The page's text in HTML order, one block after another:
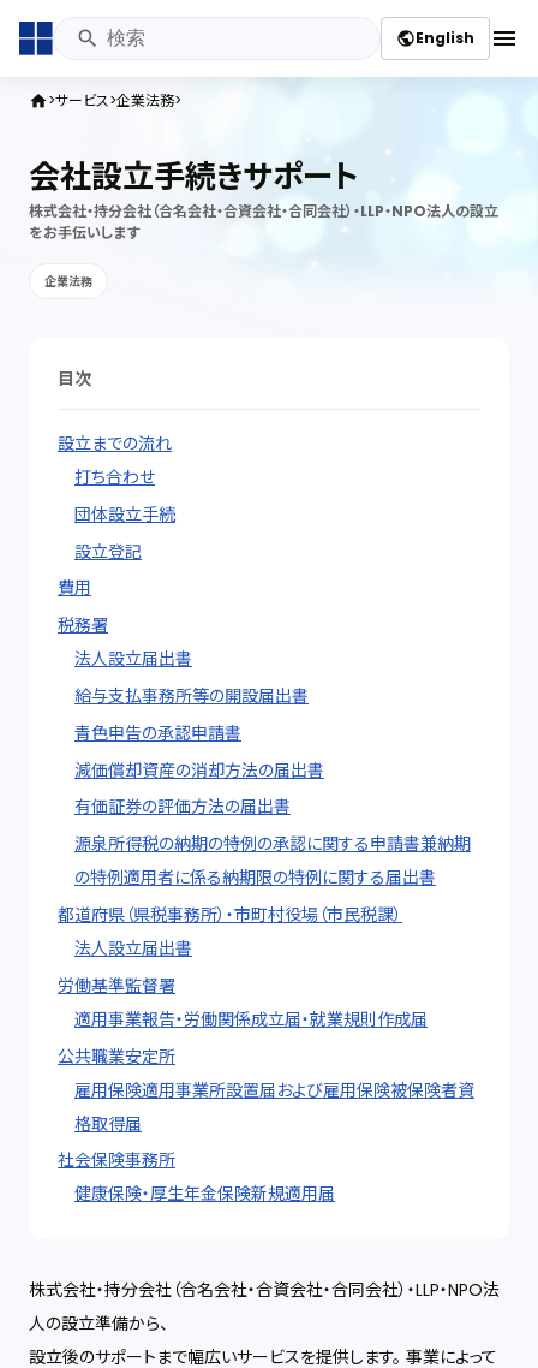
publicEnglish menu
home サービス 企業法務
会社設立手続きサポート
株式会社・持分会社（合名会社・合資会社・合同会社）・LLP・NPO法人の設立
をお手伝いします
企業法務
目次
設立までの流れ
打ち合わせ
団体設立手続
設立登記
費用
税務署
法人設立届出書
給与支払事務所等の開設届出書
青色申告の承認申請書
減価償却資産の消却方法の届出書
有価証券の評価方法の届出書
源泉所得税の納期の特例の承認に関する申請書兼納期
の特例適用者に係る納期限の特例に関する届出書
都道府県（県税事務所）・市町村役場（市民税課）
法人設立届出書
労働基準監督署
適用事業報告・労働関係成立届・就業規則作成届
公共職業安定所
雇用保険適用事業所設置届および雇用保険被保険者資
格取得届
社会保険事務所
健康保険・厚生年金保険新規適用届
株式会社・持分会社（合名会社・合資会社・合同会社）・LLP・NPO法
人の設立準備から、
設立後のサポートまで幅広いサービスを提供します。 事業によって